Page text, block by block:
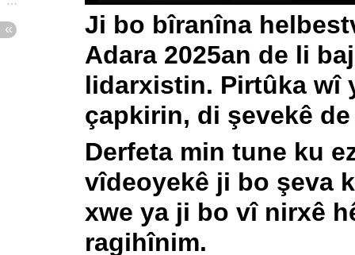
Ji bo bîranîna
Adara 2025an de li
lidarxistin. Pirtûka wî
çapkirin, di şevekê
Derfeta min tune ku
vîdeoyekê ji bo şeva
xwe ya ji bo vî nirxê
ragihînim.